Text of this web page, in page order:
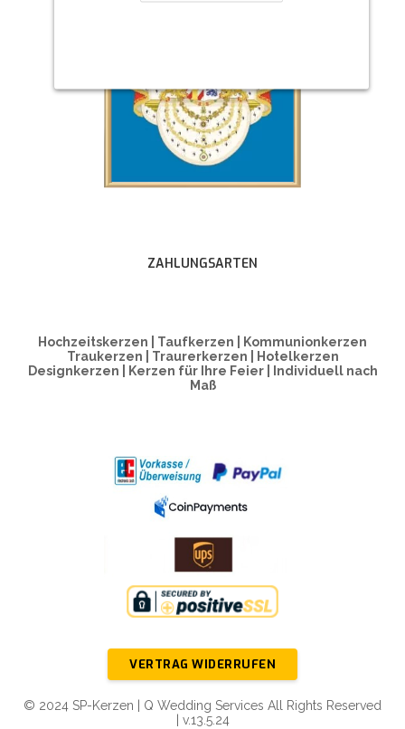
ZAHLUNGSARTEN
Hochzeitskerzen | Taufkerzen | Kommunionkerzen
Traukerzen | Traurerkerzen | Hotelkerzen
Designkerzen | Kerzen für Ihre Feier | Individuell nach
Maß
VERTRAG WIDERRUFEN
© 2024 SP-Kerzen | Q Wedding Services All Rights Reserved
| v.13.5.24